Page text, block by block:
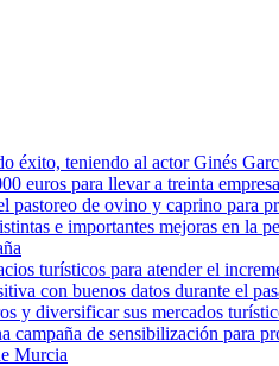
teniendo al actor Ginés
euros para llevar a treinta
de ovino y caprino para
e importantes mejoras en la
turísticos para atender el
con buenos datos durante el
y diversificar sus mercados
campaña de sensibilización para
Murcia